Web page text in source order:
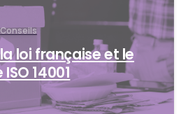
Conseils
loi française et le
14001